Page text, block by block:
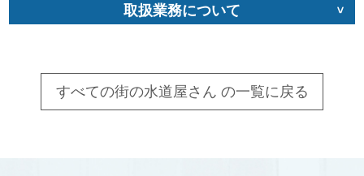
取扱業務について
すべての街の水道屋さん の一覧に戻る